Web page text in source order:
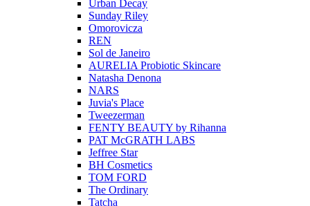
Urban Decay
Sunday Riley
Omorovicza
REN
Sol de Janeiro
AURELIA Probiotic Skincare
Natasha Denona
NARS
Juvia's Place
Tweezerman
FENTY BEAUTY by Rihanna
PAT McGRATH LABS
Jeffree Star
BH Cosmetics
TOM FORD
The Ordinary
Tatcha